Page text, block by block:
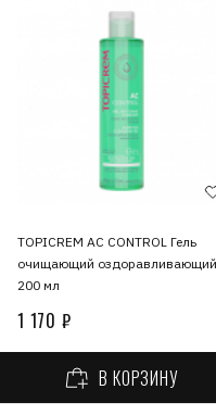
TOPICREM АС CONTROL Гель
очищающий
200 мл
1 170 ₽
В КОРЗИНУ